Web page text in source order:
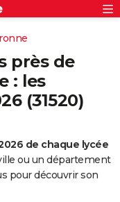
près de
: les
(31520)
de chaque lycée
ou un département
pour découvrir son